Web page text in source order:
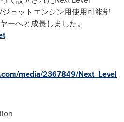
ェットエンジン用使用可能部
ーへと成長しました。
media/2367849/Next_Level